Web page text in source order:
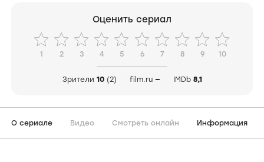
Оценить сериал
1 2 3 4 5 6 7 8 9 10
Зрители 10 (2) film.ru — IMDb 8,1
О сериале Видео Смотреть онлайн Информация